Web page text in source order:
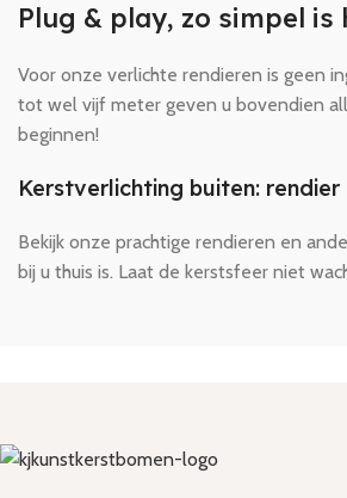
Plug & play, zo simpel is
Voor onze verlichte rendieren is geen
tot wel vijf meter geven u bovendien
beginnen!
Kerstverlichting buiten:
Bekijk onze prachtige rendieren en
bij u thuis is. Laat de kerstsfeer niet